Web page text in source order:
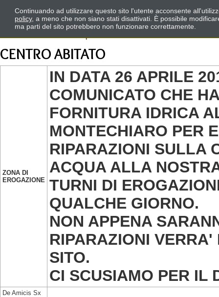
CENTRO ABITATO
ZONA DI
EROGAZIONE
IN DATA 26 APRILE
COMUNICATO CHE
FORNITURA IDRICA
MONTECHIARO PER
RIPARAZIONI SULLA
ACQUA ALLA
TURNI DI
QUALCHE GIORNO.
NON APPENA
RIPARAZIONI VERRA'
SITO.
CI SCUSIAMO PER IL
De Amicis Sx
Continuando ad utilizzare questo sito l'utente acconsente
policy, a meno che non siano stati disattivati. È possibile
ma parti del sito potrebbero non funzionare correttamente.